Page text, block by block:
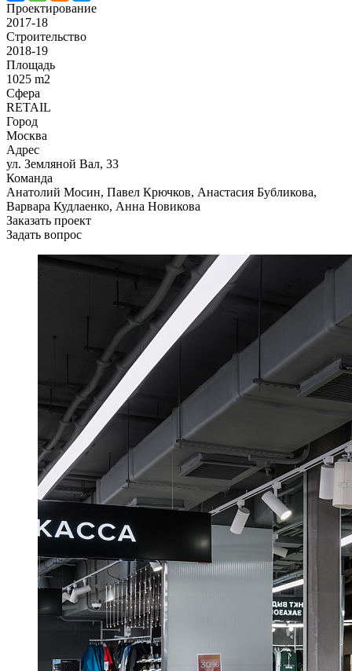
Проектирование
2017-18
Строительство
2018-19
Площадь
1025 m2
Сфера
RETAIL
Город
Москва
Адрес
ул. Земляной Вал, 33
Команда
Анатолий Мосин, Павел Крючков, Анастасия Бубликова,
Варвара Кудлаенко, Анна Новикова
Заказать проект
Задать вопрос